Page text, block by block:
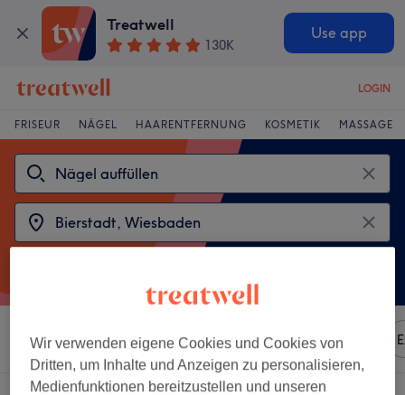
Treatwell
130K
Use app
LOGIN
FRISEUR NÄGEL HAARENTFERNUNG KOSMETIK MASSAGE
Sortieren nach Besonderheiten Marken Salons
Wir verwenden eigene Cookies und Cookies von
Dritten, um Inhalte und Anzeigen zu personalisieren,
Medienfunktionen bereitzustellen und unseren